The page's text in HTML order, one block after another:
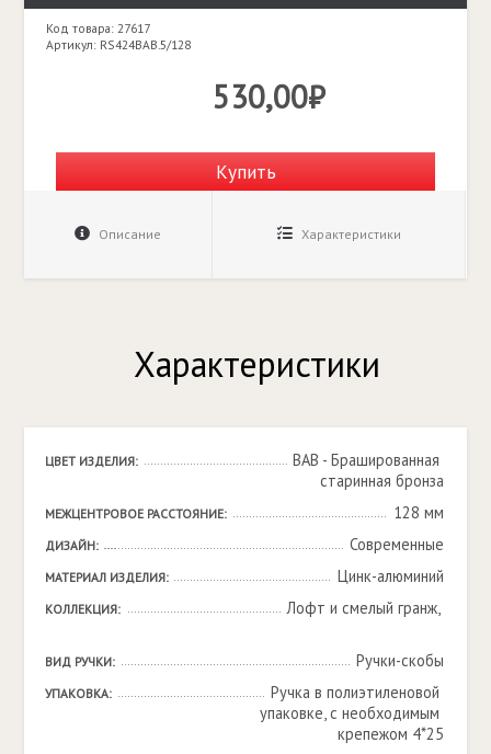
Код товара: 27617
Артикул: RS424BAB.5/128
530,00₽
Купить
Описание Характеристики
Характеристики
ЦВЕТ ИЗДЕЛИЯ:
BAB - Брашированная
старинная бронза
МЕЖЦЕНТРОВОЕ РАССТОЯНИЕ: 128 мм
ДИЗАЙН: Современные
МАТЕРИАЛ ИЗДЕЛИЯ: Цинк-алюминий
КОЛЛЕКЦИЯ: Лофт и смелый гранж,
ВИД РУЧКИ: Ручки-скобы
УПАКОВКА:
Ручка в полиэтиленовой
упаковке, с необходимым
крепежом 4*25